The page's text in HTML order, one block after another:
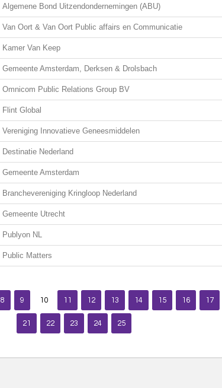
Algemene Bond Uitzendondernemingen (ABU)
Van Oort & Van Oort Public affairs en Communicatie
Kamer Van Keep
Gemeente Amsterdam, Derksen & Drolsbach
Omnicom Public Relations Group BV
Flint Global
Vereniging Innovatieve Geneesmiddelen
Destinatie Nederland
Gemeente Amsterdam
Branchevereniging Kringloop Nederland
Gemeente Utrecht
Publyon NL
Public Matters
8 9 10 11 12 13 14 15 16 17
21 22 23 24 25